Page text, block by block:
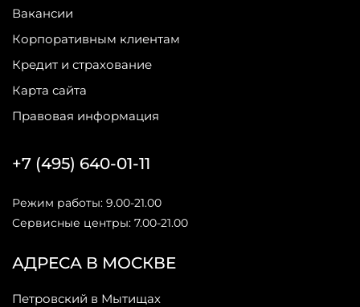
Вакансии
Корпоративным клиентам
Кредит и страхование
Карта сайта
Правовая информация
АДРЕСА В МОСКВЕ
Петровский в Мытищах
+7 (495) 640-01-11
Режим работы: 9.00-21.00
Сервисные центры: 7.00-21.00